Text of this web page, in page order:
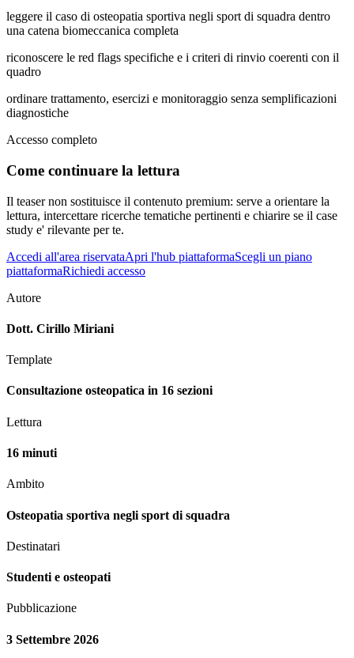
leggere il caso di osteopatia sportiva negli sport di squadra dentro
una catena biomeccanica completa
riconoscere le red flags specifiche e i criteri di rinvio coerenti con il
quadro
ordinare trattamento, esercizi e monitoraggio senza semplificazioni
diagnostiche
Accesso completo
Come continuare la lettura
Il teaser non sostituisce il contenuto premium: serve a orientare la
lettura, intercettare ricerche tematiche pertinenti e chiarire se il case
study e' rilevante per te.
Accedi all'area riservataApri l'hub piattaformaScegli un piano
piattaformaRichiedi accesso
Autore
Dott. Cirillo Miriani
Template
Consultazione osteopatica in 16 sezioni
Lettura
16 minuti
Ambito
Osteopatia sportiva negli sport di squadra
Destinatari
Studenti e osteopati
Pubblicazione
3 Settembre 2026